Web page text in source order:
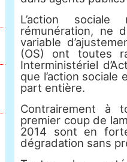
L’action
rémunération, ne
variable
(OS) ont toutes
Interministériel
que l’action
part entière.
Contrairement à
premier coup de
2014 sont en
dégradation sans